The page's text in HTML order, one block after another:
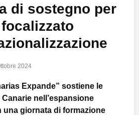
di sostegno per
2024
Expande” sostiene le
nell’espansione
una giornata di formazione